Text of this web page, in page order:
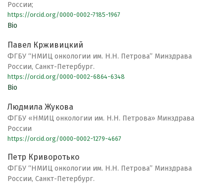
России;
https://orcid.org/0000-0002-7185-1967
Bio
Павел Крживицкий
ФГБУ “НМИЦ онкологии им. Н.Н. Петрова” Минздрава
России, Санкт-Петербург.
https://orcid.org/0000-0002-6864-6348
Bio
Людмила Жукова
ФГБУ «НМИЦ онкологии им. Н.Н. Петрова» Минздрава
России
https://orcid.org/0000-0002-1279-4667
Петр Криворотько
ФГБУ “НМИЦ онкологии им. Н.Н. Петрова” Минздрава
России, Санкт-Петербург.